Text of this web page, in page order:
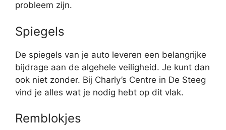
probleem zijn.
Spiegels
De spiegels van je auto leveren een belangrijke
bijdrage aan de algehele veiligheid. Je kunt dan
ook niet zonder. Bij Charly’s Centre in De Steeg
vind je alles wat je nodig hebt op dit vlak.
Remblokjes